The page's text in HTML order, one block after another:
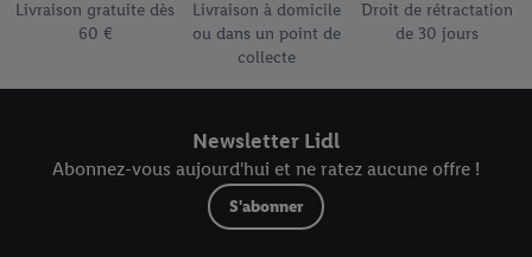
couvre uniquement les frais d’expédition standard. Si un
supplément XL est facturé pour la livraison de votre colis, il
Livraison gratuite dès
60 €
Livraison à domicile
ou dans un point de
collecte
Droit de rétractation
de 30 jours
Newsletter Lidl
Abonnez-vous aujourd'hui et ne ratez aucune offre !
S'abonner